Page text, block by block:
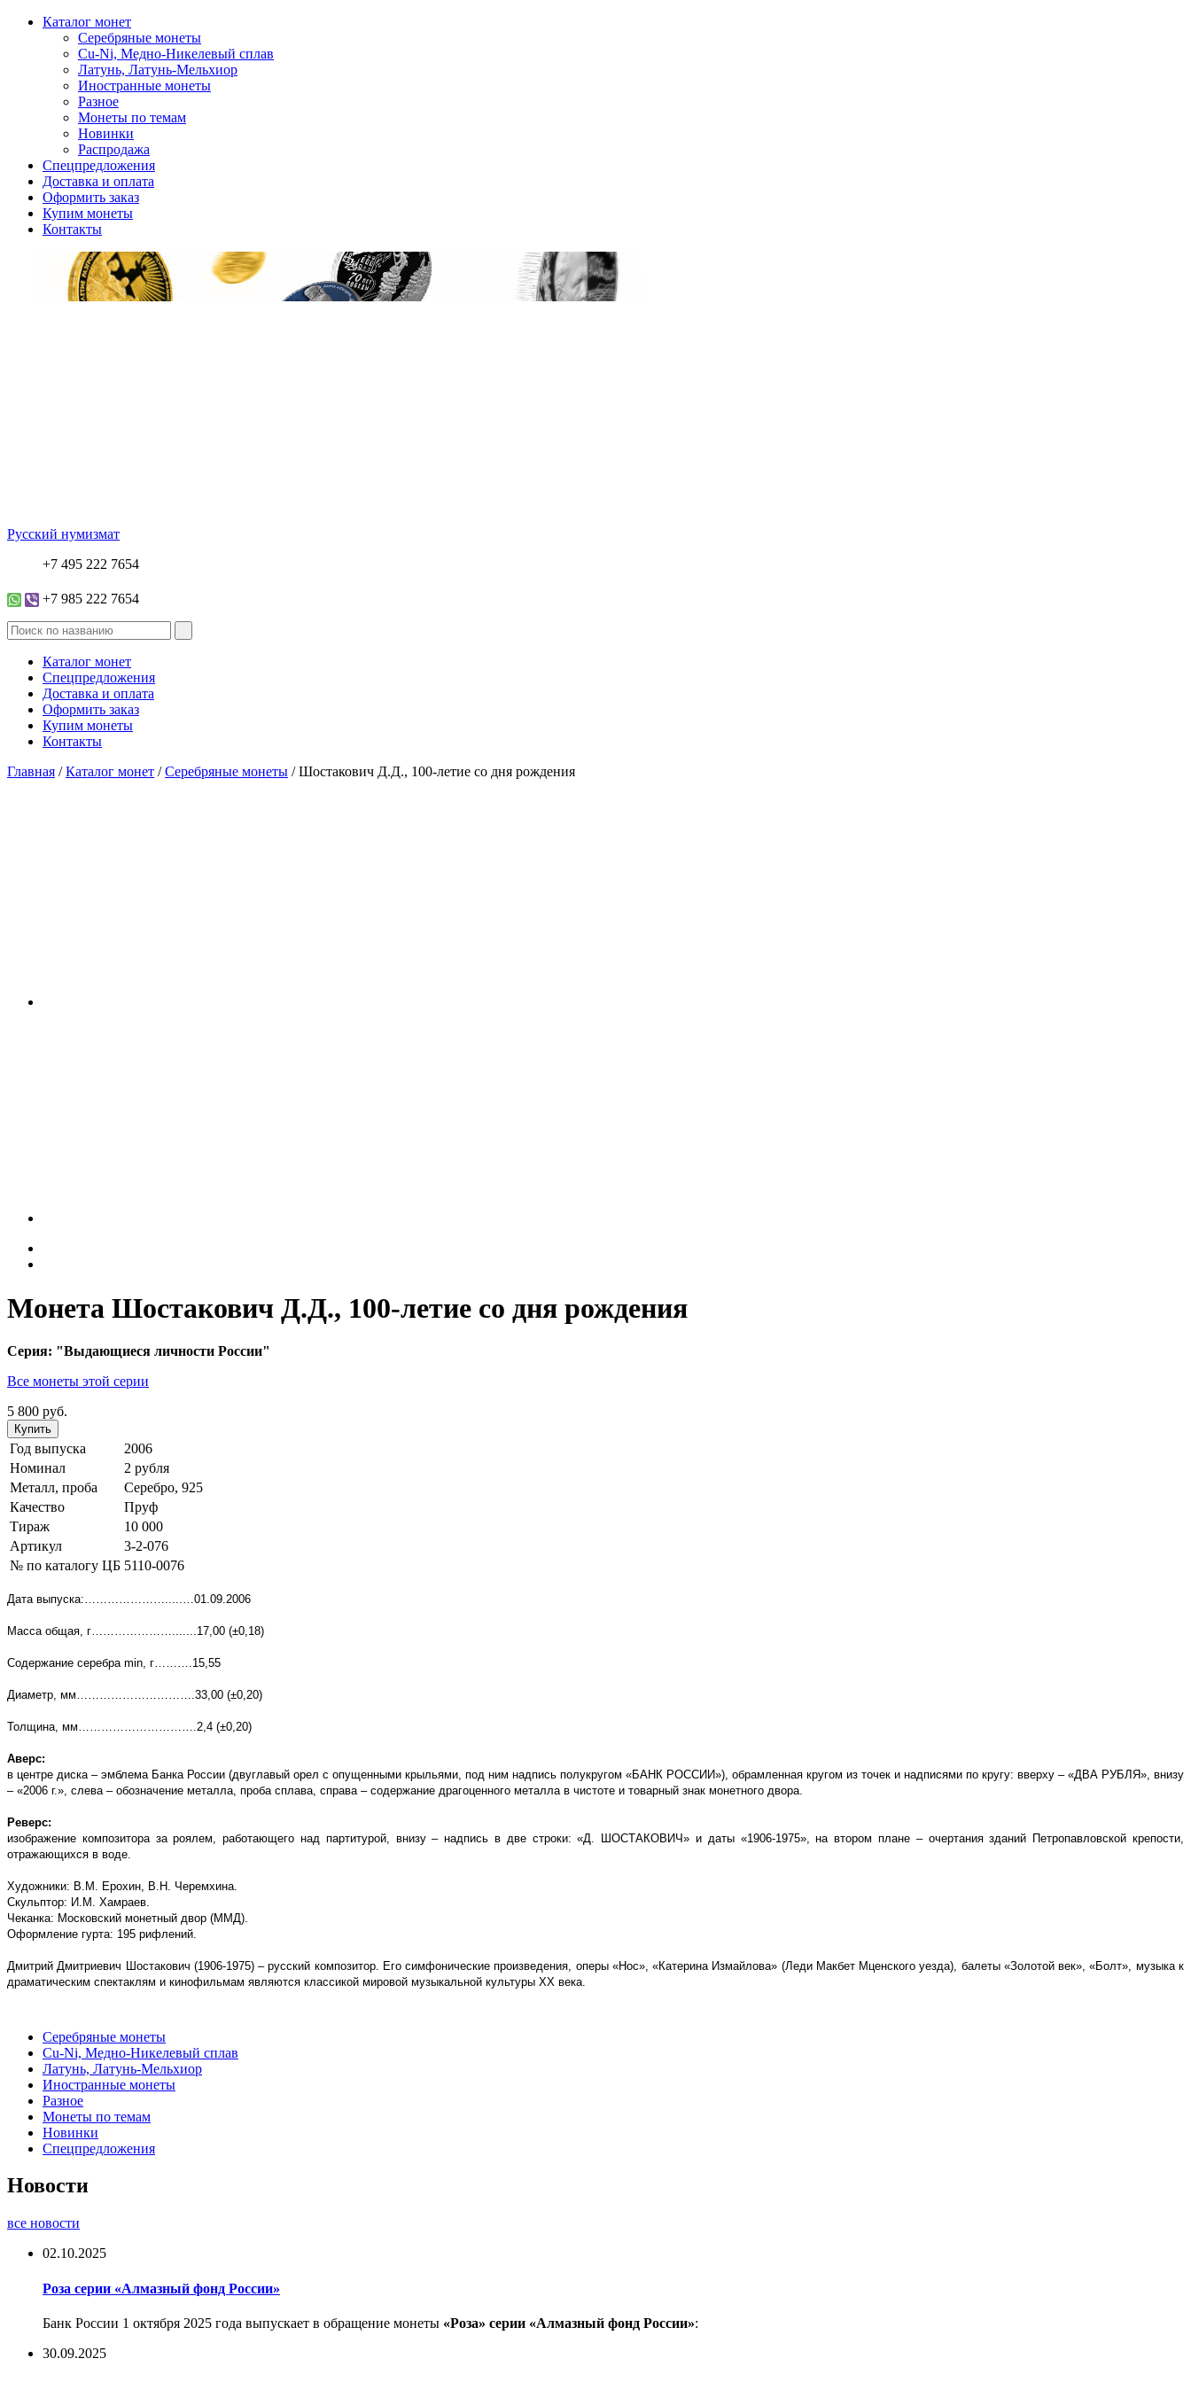
Каталог монет
Серебряные монеты
Cu-Ni, Медно-Никелевый сплав
Латунь, Латунь-Мельхиор
Иностранные монеты
Разное
Монеты по темам
Новинки
Распродажа
Спецпредложения
Доставка и оплата
Оформить заказ
Купим монеты
Контакты
Русский нумизмат
+7 495 222 7654
+7 985 222 7654
Каталог монет
Спецпредложения
Доставка и оплата
Оформить заказ
Купим монеты
Контакты
Главная /Каталог монет /Серебряные монеты / Шостакович Д.Д., 100-летие со дня рождения
Монета Шостакович Д.Д., 100-летие со дня рождения
Серия: "Выдающиеся личности России"
Все монеты этой серии
5 800 руб.
Купить
Год выпуска
2006
Номинал
2 рубля
Металл, проба
Серебро, 925
Качество
Пруф
Тираж
10 000
Артикул
3-2-076
№ по каталогу ЦБ 5110-0076
Дата выпуска:………………….....…01.09.2006
Масса общая, г………………….......17,00 (±0,18)
Содержание серебра min, г……….15,55
Диаметр, мм………………………….33,00 (±0,20)
Толщина, мм………………………….2,4 (±0,20)
Аверс:
в центре диска – эмблема Банка России (двуглавый орел с опущенными крыльями, под ним надпись полукругом «БАНК РОССИИ»), обрамленная кругом из точек и надписями по кругу: вверху – «ДВА РУБЛЯ», внизу
– «2006 г.», слева – обозначение металла, проба сплава, справа – содержание драгоценного металла в чистоте и товарный знак монетного двора.
Реверс:
изображение композитора за роялем, работающего над партитурой, внизу – надпись в две строки: «Д. ШОСТАКОВИЧ» и даты «1906-1975», на втором плане – очертания зданий Петропавловской крепости,
отражающихся в воде.
Художники: В.М. Ерохин, В.Н. Черемхина.
Скульптор: И.М. Хамраев.
Чеканка: Московский монетный двор (ММД).
Оформление гурта: 195 рифлений.
Дмитрий Дмитриевич Шостакович (1906-1975) – русский композитор. Его симфонические произведения, оперы «Нос», «Катерина Измайлова» (Леди Макбет Мценского уезда), балеты «Золотой век», «Болт», музыка к
драматическим спектаклям и кинофильмам являются классикой мировой музыкальной культуры XX века.
Серебряные монеты
Cu-Ni, Медно-Никелевый сплав
Латунь, Латунь-Мельхиор
Иностранные монеты
Разное
Монеты по темам
Новинки
Спецпредложения
Новости
все новости
02.10.2025
Роза серии «Алмазный фонд России»
Банк России 1 октября 2025 года выпускает в обращение монеты «Роза» серии «Алмазный фонд России»:
30.09.2025